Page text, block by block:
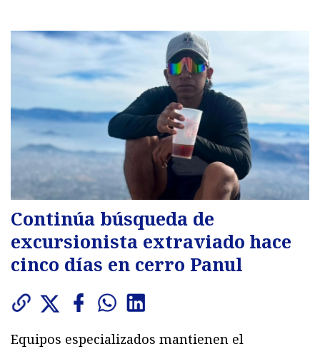
Continúa búsqueda de
excursionista extraviado hace
cinco días en cerro Panul
Equipos especializados mantienen el